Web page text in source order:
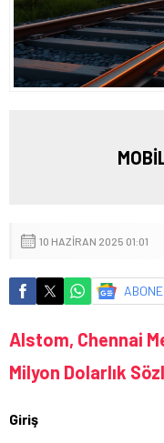
10 HAZIRAN 2025 01:01
ABONE
Alstom, Chennai
Milyon Dolarlık
Giriş